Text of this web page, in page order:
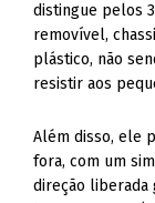
distingue pelos
removível,
plástico, não
resistir aos
Além disso, ele
fora, com um
direção liberada